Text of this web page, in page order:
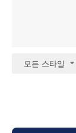
모든 스타일